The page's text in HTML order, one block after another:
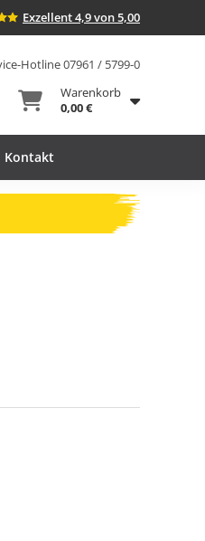
Exzellent 4,9 von 5,00
Hotline 07961 / 5799-0
Warenkorb
0,00 €
Kontakt